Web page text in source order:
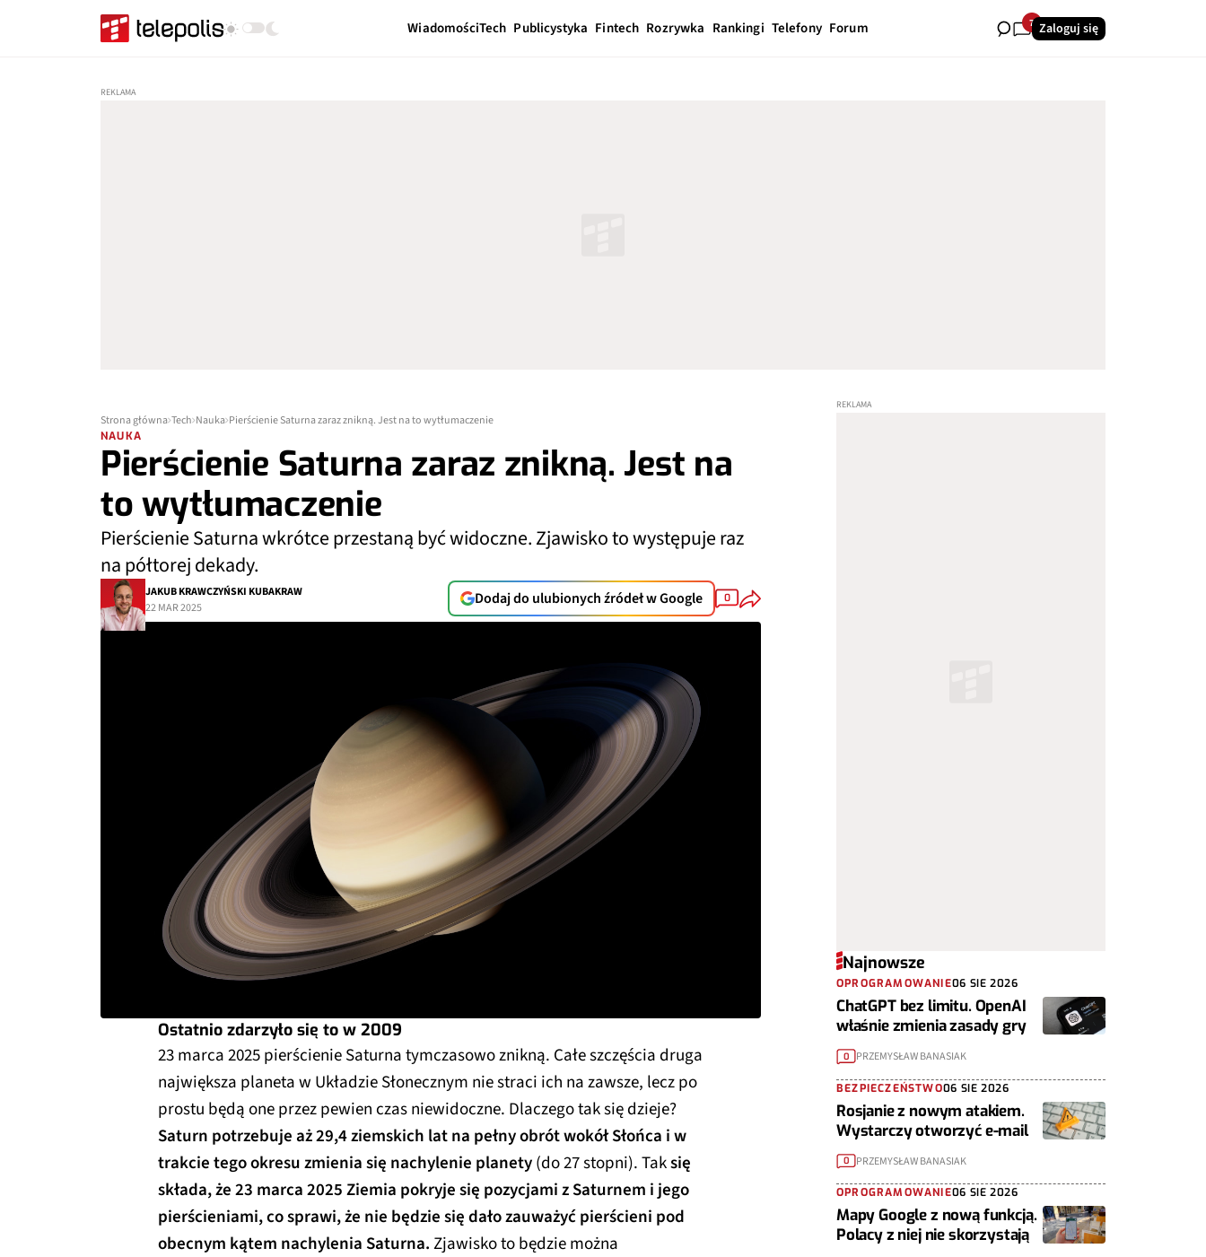
WiadomościTech Publicystyka Fintech Rozrywka Rankingi Telefony Forum 7 Zaloguj się
Strona główna Tech Nauka Pierścienie Saturna zaraz znikną. Jest na to wytłumaczenie
NAUKA
Pierścienie Saturna zaraz znikną. Jest na
to wytłumaczenie
Pierścienie Saturna wkrótce przestaną być widoczne. Zjawisko to występuje raz
na półtorej dekady.
JAKUB KRAWCZYŃSKI KUBAKRAW
22 MAR 2025
Dodaj do ulubionych źródeł w Google 0
Ostatnio zdarzyło się to w 2009
23 marca 2025 pierścienie Saturna tymczasowo znikną. Całe szczęścia druga
największa planeta w Układzie Słonecznym nie straci ich na zawsze, lecz po
prostu będą one przez pewien czas niewidoczne. Dlaczego tak się dzieje?
Saturn potrzebuje aż 29,4 ziemskich lat na pełny obrót wokół Słońca i w
trakcie tego okresu zmienia się nachylenie planety(do 27 stopni). Taksię
składa, że 23 marca 2025 Ziemia pokryje się pozycjami z Saturnem i jego
pierścieniami, co sprawi, że nie będzie się dało zauważyć pierścieni pod
obecnym kątem nachylenia Saturna.Zjawisko to będzie można
Najnowsze
OPROGRAMOWANIE06 SIE 2026
ChatGPT bez limitu. OpenAI
właśnie zmienia zasady gry
0 PRZEMYSŁAW BANASIAK
BEZPIECZEŃSTWO06 SIE 2026
Rosjanie z nowym atakiem.
Wystarczy otworzyć e-mail
0 PRZEMYSŁAW BANASIAK
OPROGRAMOWANIE06 SIE 2026
Mapy Google z nową funkcją.
Polacy z niej nie skorzystają